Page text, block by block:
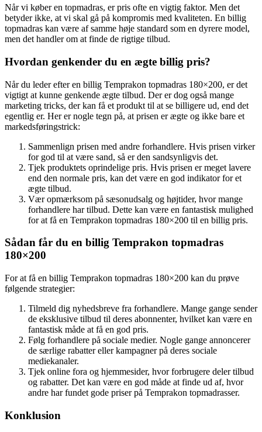
Når vi køber en topmadras, er pris ofte en vigtig faktor. Men det
betyder ikke, at vi skal gå på kompromis med kvaliteten. En billig
topmadras kan være af samme høje standard som en dyrere model,
men det handler om at finde de rigtige tilbud.
Hvordan genkender du en ægte billig pris?
Når du leder efter en billig Temprakon topmadras 180×200, er det
vigtigt at kunne genkende ægte tilbud. Der er dog også mange
marketing tricks, der kan få et produkt til at se billigere ud, end det
egentlig er. Her er nogle tegn på, at prisen er ægte og ikke bare et
markedsføringstrick:
Sammenlign prisen med andre forhandlere. Hvis prisen virker
for god til at være sand, så er den sandsynligvis det.
Tjek produktets oprindelige pris. Hvis prisen er meget lavere
end den normale pris, kan det være en god indikator for et
ægte tilbud.
Vær opmærksom på sæsonudsalg og højtider, hvor mange
forhandlere har tilbud. Dette kan være en fantastisk mulighed
for at få en Temprakon topmadras 180×200 til en billig pris.
Sådan får du en billig Temprakon topmadras
180×200
For at få en billig Temprakon topmadras 180×200 kan du prøve
følgende strategier:
Tilmeld dig nyhedsbreve fra forhandlere. Mange gange sender
de eksklusive tilbud til deres abonnenter, hvilket kan være en
fantastisk måde at få en god pris.
Følg forhandlere på sociale medier. Nogle gange annoncerer
de særlige rabatter eller kampagner på deres sociale
mediekanaler.
Tjek online fora og hjemmesider, hvor forbrugere deler tilbud
og rabatter. Det kan være en god måde at finde ud af, hvor
andre har fundet gode priser på Temprakon topmadrasser.
Konklusion